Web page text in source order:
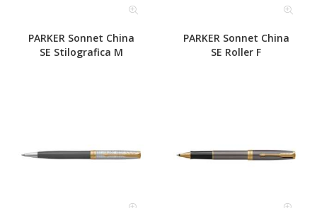
PARKER Sonnet China
SE Stilografica M
PARKER Sonnet China
SE Roller F